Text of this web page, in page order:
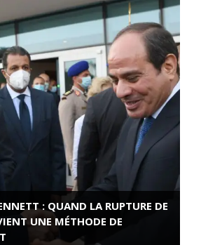
: QUAND LA RUPTURE DE
UNE MÉTHODE DE